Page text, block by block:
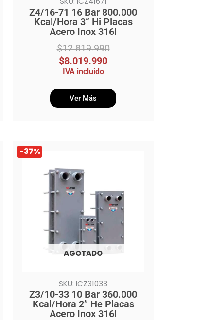
Z4/16-71 16 Bar 800.000
Kcal/Hora 3” Hi Placas
Acero Inox 316l
$12.819.990
$8.019.990
IVA incluido
Ver Más
-37%
AGOTADO
SKU: ICZ31033
Z3/10-33 10 Bar 360.000
Kcal/Hora 2” He Placas
Acero Inox 316l
El
precio
original
$4.559.990.
El
precio
actual
$2.859.990.